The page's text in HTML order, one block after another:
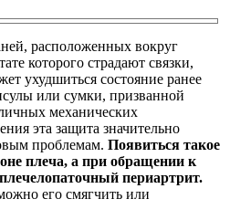
расположенных вокруг
которого страдают связки,
ухудшиться состояние ранее
или сумки, призванной
механических
эта защита значительно
проблемам. Появиться такое
плеча, а при обращении к
периартрит.
его смягчить или